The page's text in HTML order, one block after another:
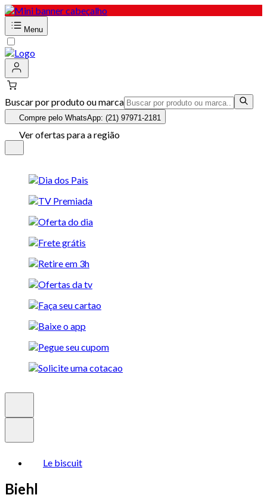
Menu
Buscar por produto ou marca
Compre pelo WhatsApp: (21) 97971-2181
Ver ofertas para a região
Le biscuit
Biehl